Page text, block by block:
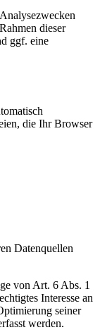
dieser
ggf. eine
die Ihr Browser
Datenquellen
von Art. 6 Abs. 1
Interesse an
seiner
werden.